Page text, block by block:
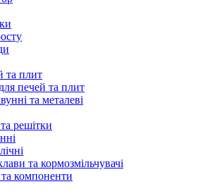
та плит
печей та плит
та металеві
решітки
та кормозмільчувачі
компоненти